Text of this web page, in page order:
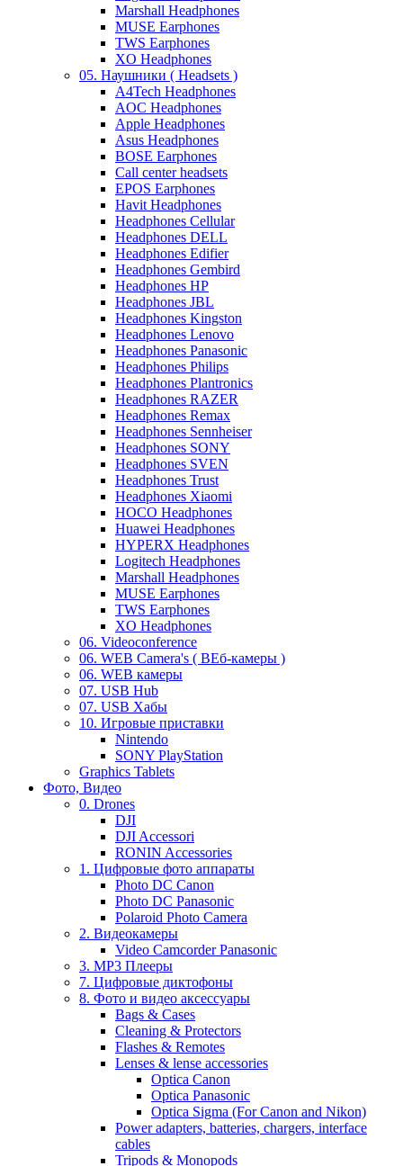
Marshall Headphones
MUSE Earphones
TWS Earphones
XO Headphones
05. Наушники ( Headsets )
A4Tech Headphones
AOC Headphones
Apple Headphones
Asus Headphones
BOSE Earphones
Call center headsets
EPOS Earphones
Havit Headphones
Headphones Cellular
Headphones DELL
Headphones Edifier
Headphones Gembird
Headphones HP
Headphones JBL
Headphones Kingston
Headphones Lenovo
Headphones Panasonic
Headphones Philips
Headphones Plantronics
Headphones RAZER
Headphones Remax
Headphones Sennheiser
Headphones SONY
Headphones SVEN
Headphones Trust
Headphones Xiaomi
HOCO Headphones
Huawei Headphones
HYPERX Headphones
Logitech Headphones
Marshall Headphones
MUSE Earphones
TWS Earphones
XO Headphones
06. Videoconference
06. WEB Camera's ( ВЕб-камеры )
06. WEB камеры
07. USB Hub
07. USB Хабы
10. Игровые приставки
Nintendo
SONY PlayStation
Graphics Tablets
Фото, Видео
0. Drones
DJI
DJI Accessori
RONIN Accessories
1. Цифровые фото аппараты
Photo DC Canon
Photo DC Panasonic
Polaroid Photo Camera
2. Видеокамеры
Video Camcorder Panasonic
3. MP3 Плееры
7. Цифровые диктофоны
8. Фото и видео аксессуары
Bags & Cases
Cleaning & Protectors
Flashes & Remotes
Lenses & lense accessories
Optica Canon
Optica Panasonic
Optica Sigma (For Canon and Nikon)
Power adapters, batteries, chargers, interface
cables
Tripods & Monopods